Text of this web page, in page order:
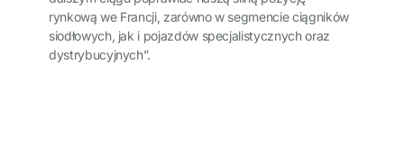
rynkową we Francji, zarówno w segmencie ciągników
siodłowych, jak i pojazdów specjalistycznych oraz
dystrybucyjnych”.